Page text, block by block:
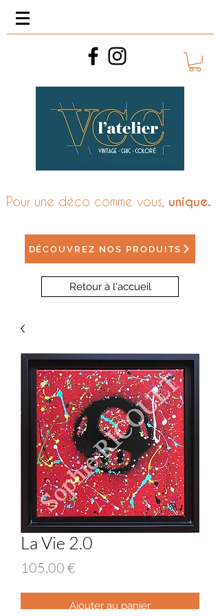
Pour une déco comme vous, unique.
DÉCOUVREZ NOS PRODUITS
Retour à l'accueil
La Vie 2.0
105,00 €
Ajouter au panier